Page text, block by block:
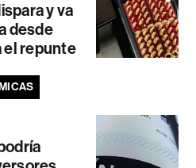
y va
desde
el repunte